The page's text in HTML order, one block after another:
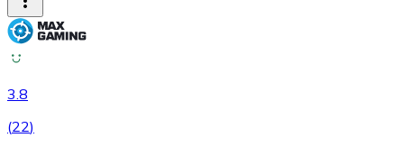
3.8
(22)